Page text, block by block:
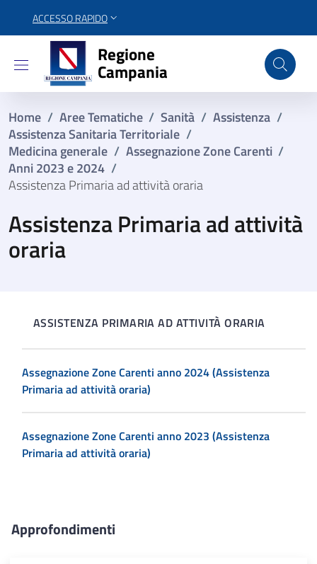
ACCESSO RAPIDO
Regione Campania
Regione
Campania
Home / Aree Tematiche / Sanità / Assistenza /
Assistenza Sanitaria Territoriale /
Medicina generale / Assegnazione Zone Carenti​ /
Anni 2023 e 2024 /
Assistenza Primaria ad attività oraria
Assistenza Primaria ad attività
oraria
ASSISTENZA PRIMARIA AD ATTIVITÀ ORARIA
Assegnazione Zone Carenti anno 2024 (Assistenza
Primaria ad attività oraria)
Assegnazione Zone Carenti anno 2023 (Assistenza
Primaria ad attività oraria)
Approfondimenti